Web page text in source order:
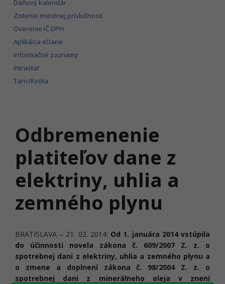
Daňový kalendár
Zistenie miestnej príslušnosti
Overenie IČ DPH
Aplikácia eDane
Informačné zoznamy
Intrastat
Taric/Kvóta
Odbremenenie
platiteľov dane z
elektriny, uhlia a
zemného plynu
BRATISLAVA – 21. 02. 2014: Od 1. januára 2014 vstúpila
do účinnosti novela zákona č. 609/2007 Z. z. o
spotrebnej dani z elektriny, uhlia a zemného plynu a
o zmene a doplnení zákona č. 98/2004 Z. z. o
spotrebnej dani z minerálneho oleja v znení